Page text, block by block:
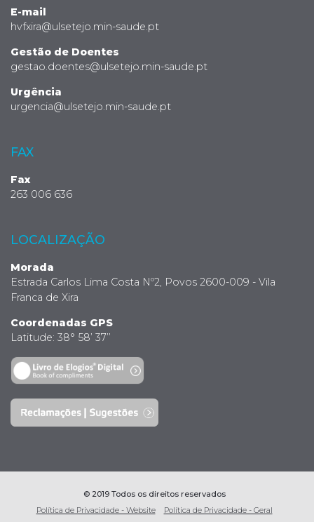
E-mail
hvfxira@ulsetejo.min-saude.pt
Gestão de Doentes
gestao.doentes@ulsetejo.min-saude.pt
Urgência
urgencia@ulsetejo.min-saude.pt
FAX
Fax
263 006 636
LOCALIZAÇÃO
Morada
Estrada Carlos Lima Costa Nº2, Povos 2600-009 - Vila
Franca de Xira
Coordenadas GPS
Latitude: 38° 58’ 37’’
© 2019 Todos os direitos reservados
Política de Privacidade - Website
Política de Privacidade - Geral